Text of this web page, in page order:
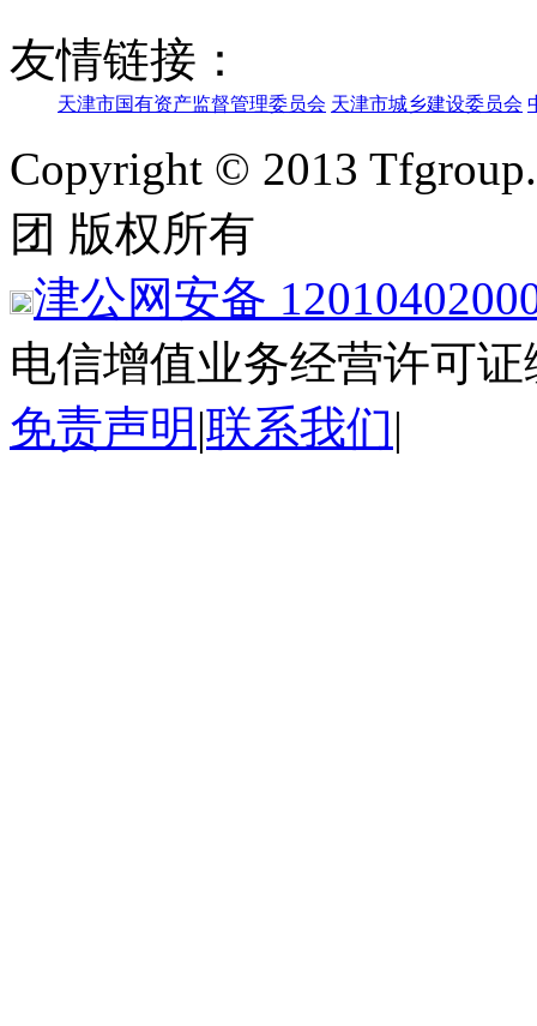
友情链接：
天津市国有资产监督管理委员会 天津市城乡建设委员会
Copyright © 2013
团 版权所有
津公网安备
电信增值业务经营许可证
免责声明 |联系我们|